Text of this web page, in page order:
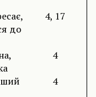
до
4, 17
4
4